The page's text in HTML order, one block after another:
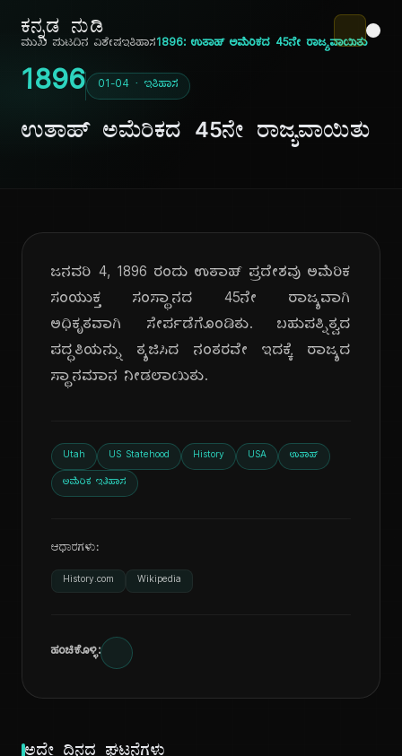
ಕನ್ನಡ ನುಡಿ
ಮುಖ ಪುಟದಿನ ವಿಶೇಷಇತಿಹಾಸ1896: ಉತಾಹ್ ಅಮೆರಿಕದ 45ನೇ ರಾಜ್ಯವಾಯಿತು
1896 01-04 · ಇತಿಹಾಸ
ಉತಾಹ್ ಅಮೆರಿಕದ 45ನೇ ರಾಜ್ಯವಾಯಿತು
ಜನವರಿ 4, 1896 ರಂದು ಉತಾಹ್ ಪ್ರದೇಶವು ಅಮೆರಿಕ
ಸಂಯುಕ್ತ ಸಂಸ್ಥಾನದ 45ನೇ ರಾಜ್ಯವಾಗಿ
ಅಧಿಕೃತವಾಗಿ ಸೇರ್ಪಡೆಗೊಂಡಿತು. ಬಹುಪತ್ನಿತ್ವದ
ಪದ್ಧತಿಯನ್ನು ತ್ಯಜಿಸಿದ ನಂತರವೇ ಇದಕ್ಕೆ ರಾಜ್ಯದ
ಸ್ಥಾನಮಾನ ನೀಡಲಾಯಿತು.
Utah US Statehood History USA ಉತಾಹ್
ಅಮೆರಿಕ ಇತಿಹಾಸ
ಆಧಾರಗಳು:
History.com Wikipedia
ಹಂಚಿಕೊಳ್ಳಿ: